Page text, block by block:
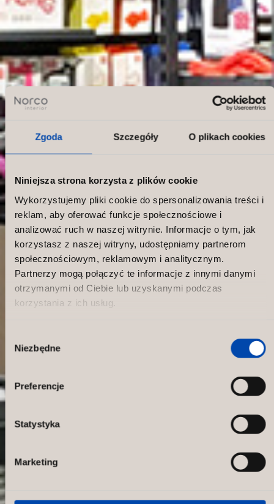
Zgoda Szczegóły O plikach cookies
Niniejsza strona korzysta z plików cookie
Wykorzystujemy pliki cookie do spersonalizowania treści i
reklam, aby oferować funkcje społecznościowe i
analizować ruch w naszej witrynie. Informacje o tym, jak
korzystasz z naszej witryny, udostępniamy partnerom
społecznościowym, reklamowym i analitycznym.
Partnerzy mogą połączyć te informacje z innymi danymi
otrzymanymi od Ciebie lub uzyskanymi podczas
korzystania z ich usług.
zgody
Niezbędne
Preferencje
Statystyka
Marketing
New great Sport 1 store in Sortland!